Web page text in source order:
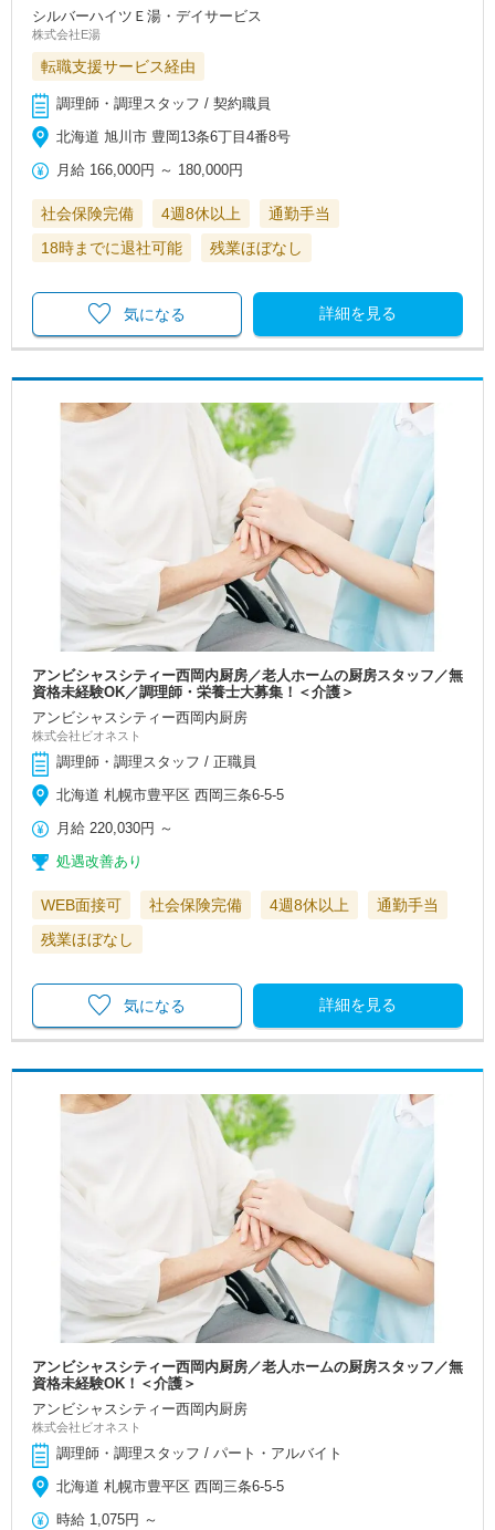
シルバーハイツＥ湯・デイサービス
株式会社E湯
転職支援サービス経由
調理師・調理スタッフ / 契約職員
北海道 旭川市 豊岡13条6丁目4番8号
月給 166,000円 ～ 180,000円
社会保険完備 4週8休以上
通勤手当
18時までに退社可能
残業ほぼなし
詳細を見る
気になる
アンビシャスシティー西岡内厨房／老人ホームの厨房スタッフ／無
資格未経験OK／調理師・栄養士大募集！＜介護＞
アンビシャスシティー西岡内厨房
株式会社ビオネスト
調理師・調理スタッフ / 正職員
北海道 札幌市豊平区 西岡三条6-5-5
月給 220,030円 ～
処遇改善あり
WEB面接可 社会保険完備 4週8休以上
通勤手当
残業ほぼなし
詳細を見る
気になる
アンビシャスシティー西岡内厨房／老人ホームの厨房スタッフ／無
資格未経験OK！＜介護＞
アンビシャスシティー西岡内厨房
株式会社ビオネスト
調理師・調理スタッフ / パート・アルバイト
北海道 札幌市豊平区 西岡三条6-5-5
時給 1,075円 ～